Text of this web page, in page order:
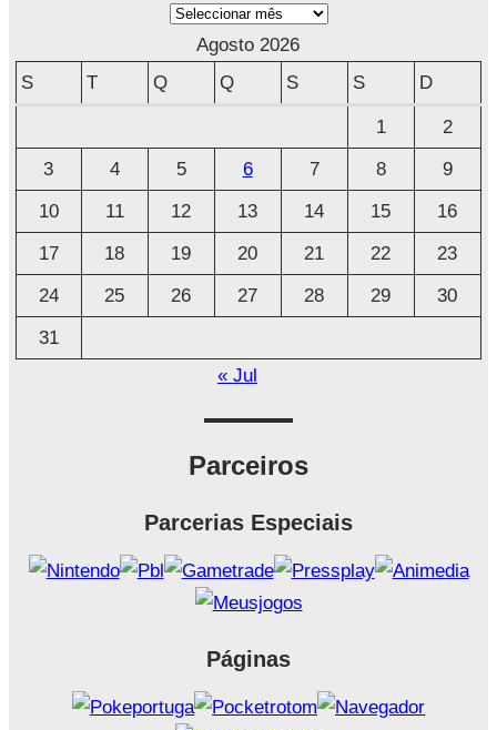
A
v
o
Agosto 2026
S
T Q Q S S D
1
2
3
4 5 6 7 8
9
10
11 12 13 14 15
16
17
18 19 20 21 22
23
24
25 26 27 28 29
30
31
« Jul
Parceiros
Parcerias Especiais
Páginas